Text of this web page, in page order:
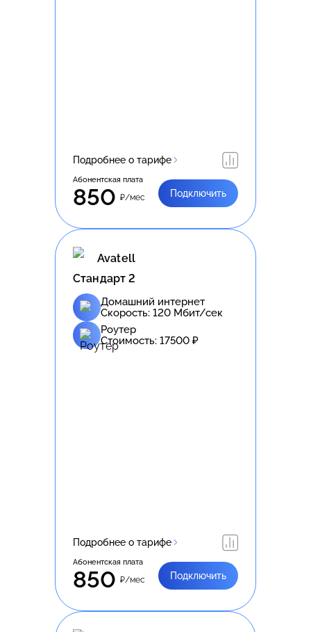
Подробнее о тарифе
Абонентская плата
850 ₽/мес Подключить
Avatell
Стандарт 2
Домашний интернет
Скорость: 120 Мбит/сек
Роутер
Стоимость: 17500 ₽
Подробнее о тарифе
Абонентская плата
850 ₽/мес Подключить